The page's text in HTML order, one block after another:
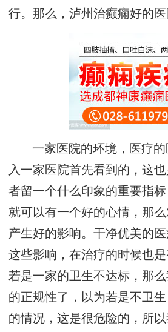
行。那么，泸州治癫痫好的
一家医院的环境，医疗
入一家医院首先看到的，这
者留一个什么印象的重要指
就可以有一个好的心情，那
产生好的影响。干净优美的
这些影响，在治疗的时候也是
若是一家的卫生不达标，那
的正规性了，以为若是不卫
的情况，这是很危险的，所